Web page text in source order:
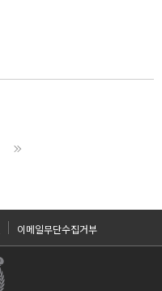
이메일무단수집거부